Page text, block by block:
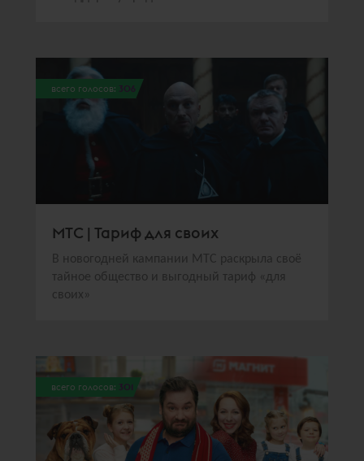
всего голосов: 306
МТС | Тариф для своих
В новогодней кампании МТС раскрыла своё
тайное общество и выгодный тариф «для
своих»
всего голосов: 301